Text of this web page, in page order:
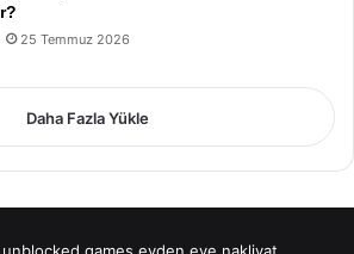
25 Temmuz 2026
Daha Fazla Yükle
unblocked games evden eve nakliyat